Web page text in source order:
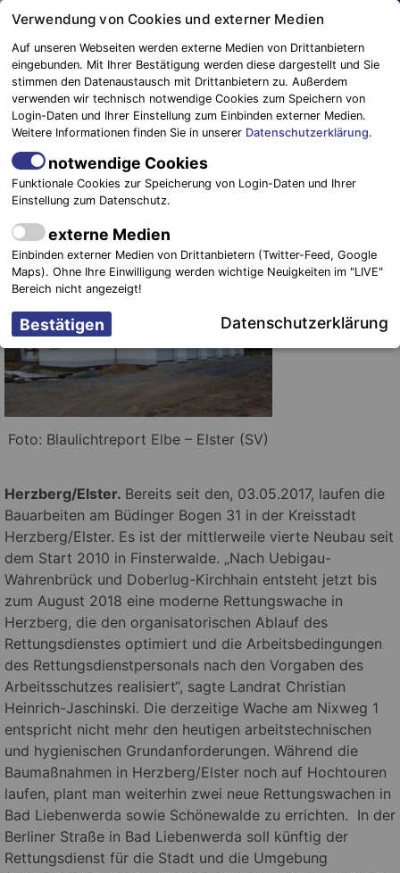
Springe
Inhalt
Blaulichtreport
Elbe-Elster
Neue Rettungswache in
Herzberg/Elster fast fertiggestellt
und weitere in Bad Liebenwerda
sowie Schönewalde geplant
22. Mai 2018 - Einsätze
Foto: Blaulichtreport Elbe – Elster (SV)
Herzberg/Elster. Bereits seit den, 03.05.2017, laufen die
Bauarbeiten am Büdinger Bogen 31 in der Kreisstadt
Herzberg/Elster. Es ist der mittlerweile vierte Neubau seit
dem Start 2010 in Finsterwalde. „Nach Uebigau-
Wahrenbrück und Doberlug-Kirchhain entsteht jetzt bis
zum August 2018 eine moderne Rettungswache in
Herzberg, die den organisatorischen Ablauf des
Rettungsdienstes optimiert und die Arbeitsbedingungen
des Rettungsdienstpersonals nach den Vorgaben des
Arbeitsschutzes realisiert“, sagte Landrat Christian
Heinrich-Jaschinski. Die derzeitige Wache am Nixweg 1
entspricht nicht mehr den heutigen arbeitstechnischen
und hygienischen Grundanforderungen. Während die
Baumaßnahmen in Herzberg/Elster noch auf Hochtouren
laufen, plant man weiterhin zwei neue Rettungswachen in
Bad Liebenwerda sowie Schönewalde zu errichten. In der
Berliner Straße in Bad Liebenwerda soll künftig der
Rettungsdienst für die Stadt und die Umgebung
Verwendung von Cookies und externer Medien
Auf unseren Webseiten werden externe Medien von Drittanbietern
eingebunden. Mit Ihrer Bestätigung werden diese dargestellt und Sie
stimmen den Datenaustausch mit Drittanbietern zu. Außerdem
verwenden wir technisch notwendige Cookies zum Speichern von
Login-Daten und Ihrer Einstellung zum Einbinden externer Medien.
Weitere Informationen finden Sie in unserer Datenschutzerklärung.
notwendige Cookies
Funktionale Cookies zur Speicherung von Login-Daten und Ihrer
Einstellung zum Datenschutz.
externe Medien
Einbinden externer Medien von Drittanbietern (Twitter-Feed, Google
Maps). Ohne Ihre Einwilligung werden wichtige Neuigkeiten im "LIVE"
Bereich nicht angezeigt!
Datenschutzerklärung